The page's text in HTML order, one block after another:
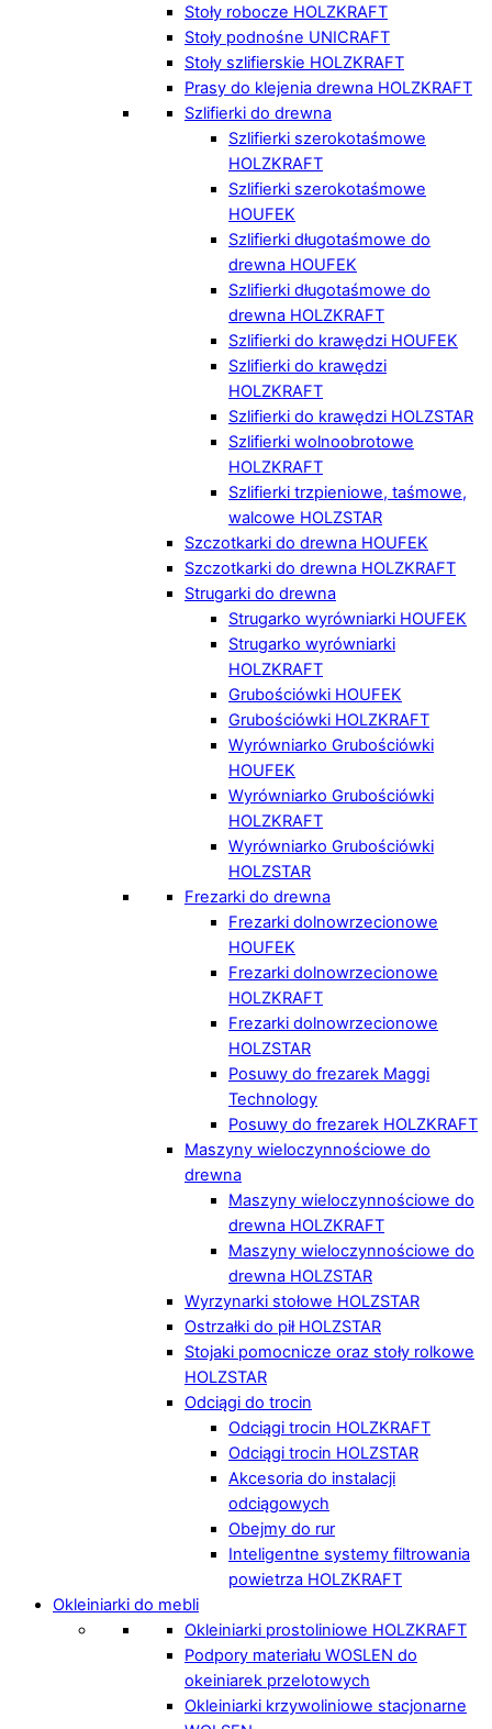
Stoły robocze HOLZKRAFT
Stoły podnośne UNICRAFT
Stoły szlifierskie HOLZKRAFT
Prasy do klejenia drewna HOLZKRAFT
Szlifierki do drewna
Szlifierki szerokotaśmowe
HOLZKRAFT
Szlifierki szerokotaśmowe
HOUFEK
Szlifierki długotaśmowe do
drewna HOUFEK
Szlifierki długotaśmowe do
drewna HOLZKRAFT
Szlifierki do krawędzi HOUFEK
Szlifierki do krawędzi
HOLZKRAFT
Szlifierki do krawędzi HOLZSTAR
Szlifierki wolnoobrotowe
HOLZKRAFT
Szlifierki trzpieniowe, taśmowe,
walcowe HOLZSTAR
Szczotkarki do drewna HOUFEK
Szczotkarki do drewna HOLZKRAFT
Strugarki do drewna
Strugarko wyrówniarki HOUFEK
Strugarko wyrówniarki
HOLZKRAFT
Grubościówki HOUFEK
Grubościówki HOLZKRAFT
Wyrówniarko Grubościówki
HOUFEK
Wyrówniarko Grubościówki
HOLZKRAFT
Wyrówniarko Grubościówki
HOLZSTAR
Frezarki do drewna
Frezarki dolnowrzecionowe
HOUFEK
Frezarki dolnowrzecionowe
HOLZKRAFT
Frezarki dolnowrzecionowe
HOLZSTAR
Posuwy do frezarek Maggi
Technology
Posuwy do frezarek HOLZKRAFT
Maszyny wieloczynnościowe do
drewna
Maszyny wieloczynnościowe do
drewna HOLZKRAFT
Maszyny wieloczynnościowe do
drewna HOLZSTAR
Wyrzynarki stołowe HOLZSTAR
Ostrzałki do pił HOLZSTAR
Stojaki pomocnicze oraz stoły rolkowe
HOLZSTAR
Odciągi do trocin
Odciągi trocin HOLZKRAFT
Odciągi trocin HOLZSTAR
Akcesoria do instalacji
odciągowych
Obejmy do rur
Inteligentne systemy filtrowania
powietrza HOLZKRAFT
Okleiniarki do mebli
Okleiniarki prostoliniowe HOLZKRAFT
Podpory materiału WOSLEN do
okeiniarek przelotowych
Okleiniarki krzywoliniowe stacjonarne